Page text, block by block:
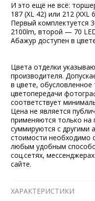
И это ещё не всё:
187 (XL 42) или 212
Первый комплектуется
2100lm, второй — 70
Абажур доступен в
Цвета отделки
производителя.
в цвете,
цветопередачи
соответствует
Цена не является
применяются только на
суммируются с другими
стоимости необходимо
любым удобным
соц.сетях,
сайте.
ХАРАКТЕРИСТИКИ